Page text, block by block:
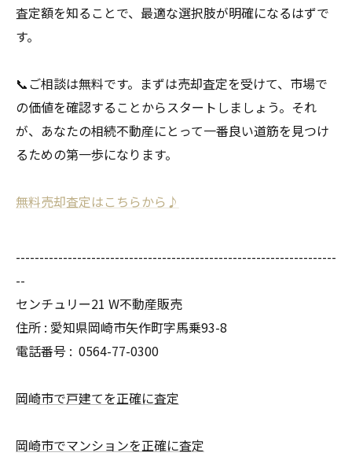
査定額を知ることで、最適な選択肢が明確になるはずで
す。
📞ご相談は無料です。まずは売却査定を受けて、市場で
の価値を確認することからスタートしましょう。それ
が、あなたの相続不動産にとって一番良い道筋を見つけ
るための第一歩になります。
無料売却査定はこちらから♪
--------------------------------------------------------------------
--
センチュリー21 W不動産販売
住所 : 愛知県岡崎市矢作町字馬乗93-8
電話番号 : 0564-77-0300
岡崎市で戸建てを正確に査定
岡崎市でマンションを正確に査定